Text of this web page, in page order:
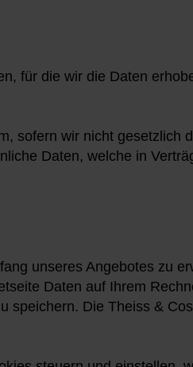
für die wir die Daten
sofern wir nicht gesetzlich
Daten, welche in
unseres Angebotes zu
Daten auf Ihrem
speichern. Die Theiss &